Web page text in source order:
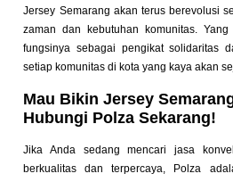
Jersey Semarang akan terus berevolusi
zaman dan kebutuhan komunitas.
fungsinya sebagai pengikat solidaritas
setiap komunitas di kota yang kaya akan
Mau Bikin Jersey
Hubungi Polza Sekarang!
Jika Anda sedang mencari jasa
berkualitas dan terpercaya, Polza